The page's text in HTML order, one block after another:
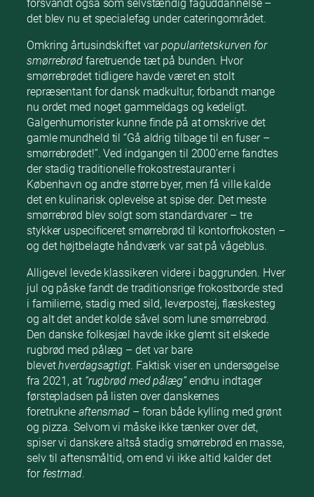
forsvandt også som selvstændig faguddannelse –
det blev nu et specialefag under cateringområdet.
Omkring årtusindskiftet varpopularitetskurven for
smørrebrød faretruende tæt på bunden. Hvor
smørrebrødet tidligere havde været en stolt
repræsentant for dansk madkultur, forbandt mange
nu ordet med noget gammeldags og kedeligt.
Galgenhumorister kunne finde på at omskrive det
gamle mundheld til “Gå aldrig tilbage til en fuser –
smørrebrødet!”. Ved indgangen til 2000’erne fandtes
der stadig traditionelle frokostrestauranter i
København og andre større byer, men få ville kalde
det en kulinarisk oplevelse at spise der. Det meste
smørrebrød blev solgt som standardvarer – tre
stykker uspecificeret smørrebrød til kontorfrokosten –
og det højtbelagte håndværk var sat på vågeblus.
Alligevel levede klassikeren videre i baggrunden. Hver
jul og påske fandt de traditionsrige frokostborde sted
i familierne, stadig med sild, leverpostej, flæskesteg
og alt det andet kolde såvel som lune smørrebrød.
Den danske folkesjæl havde ikke glemt sit elskede
rugbrød med pålæg – det var bare
blevethverdagsagtigt. Faktisk viser en undersøgelse
fra 2021, at “rugbrød med pålæg”endnu indtager
førstepladsen på listen over danskernes
foretrukne aftensmad – foran både kylling med grønt
og pizza. Selvom vi måske ikke tænker over det,
spiser vi danskere altså stadig smørrebrød en masse,
selv til aftensmåltid, om end vi ikke altid kalder det
for festmad.